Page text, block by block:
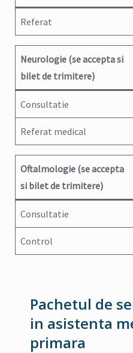
Referat
Neurologie (se accepta si
bilet de trimitere)
Consultatie
Referat medical
Oftalmologie (se accepta
si bilet de trimitere)
Consultatie
Control
Pachetul de
in asistenta
primara